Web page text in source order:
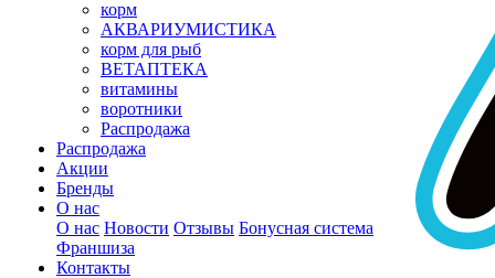
корм
АКВАРИУМИСТИКА
корм для рыб
ВЕТАПТЕКА
витамины
воротники
Распродажа
Распродажа
Акции
Бренды
О нас
О нас Новости Отзывы Бонусная система
Франшиза
Контакты